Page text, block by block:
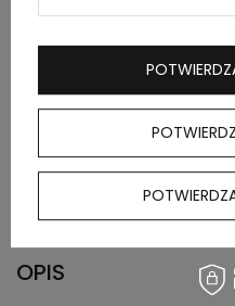
kartonu
zewnętrznego
kartonu
zewnętrznego
OPIS